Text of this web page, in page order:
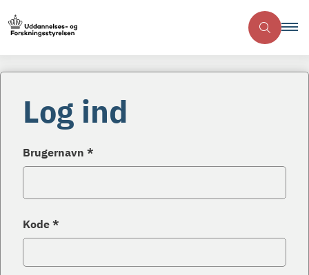
Log ind
Brugernavn *
Kode *